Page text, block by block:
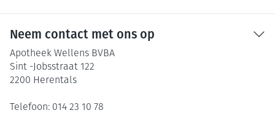
Neem contact met ons op
Apotheek Wellens BVBA
Sint -Jobsstraat 122
2200 Herentals
Telefoon: 014 23 10 78